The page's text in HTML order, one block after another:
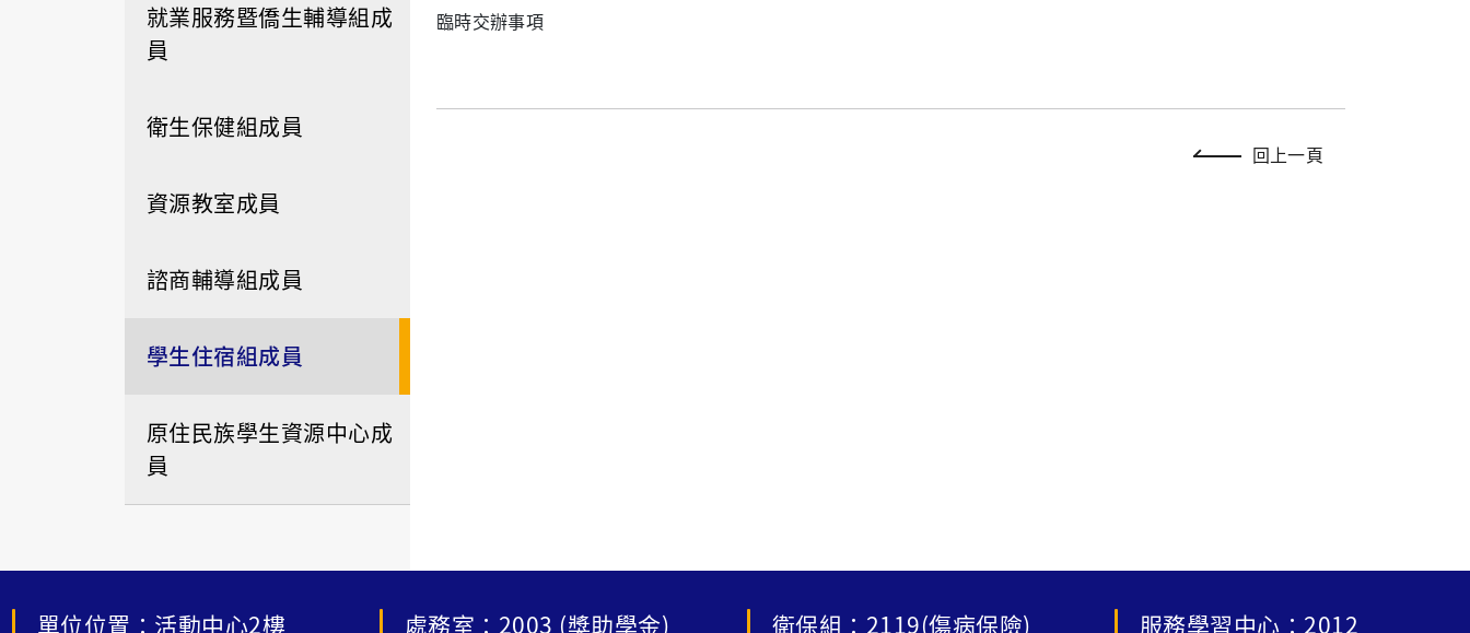
就業服務暨僑生輔導組成
員
衛生保健組成員
資源教室成員
諮商輔導組成員
學生住宿組成員
原住民族學生資源中心成
員
臨時交辦事項
回上一頁
單位位置：活動中心2樓 處務室：2003 (獎助學金) 衛保組：2119(傷病保險) 服務學習中心：2012